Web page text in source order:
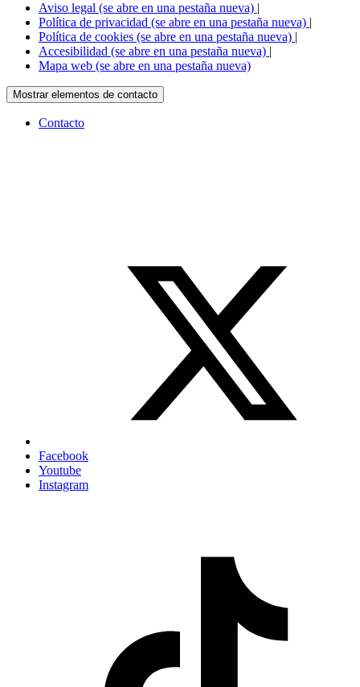
Aviso legal (se abre en una pestaña nueva) |
Política de privacidad (se abre en una pestaña nueva) |
Política de cookies (se abre en una pestaña nueva) |
Accesibilidad (se abre en una pestaña nueva) |
Mapa web (se abre en una pestaña nueva)
Mostrar elementos de contacto
Contacto
Facebook
Youtube
Instagram